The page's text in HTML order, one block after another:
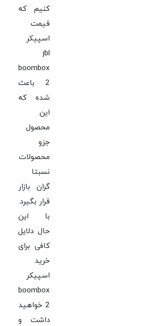
کنیم که
قیمت
اسپیکر
jbl
boombox
2 باعث
شده که
این
محصول
جزو
محصولات
نسبتا
گران بازار
قرار بگیرد.
با این
حال دلایل
کافی برای
خرید
اسپیکر
boombox
2 خواهید
داشت و